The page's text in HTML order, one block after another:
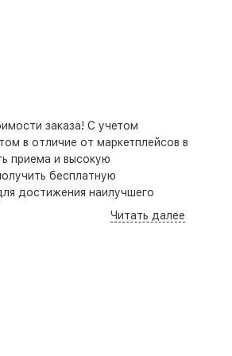
заказа! С учетом
в отличие от маркетплейсов в
приема и высокую
бесплатную
достижения наилучшего
Читать далее